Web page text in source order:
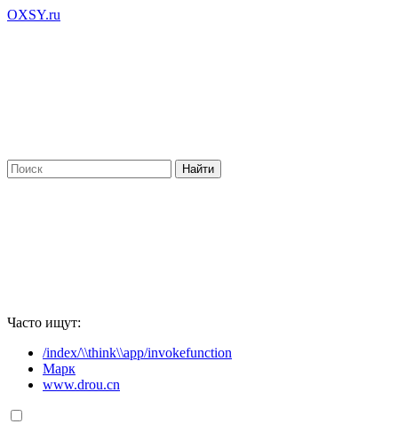
OXSY.ru
Часто ищут:
/index/\\think\\app/invokefunction
Марк
www.drou.cn